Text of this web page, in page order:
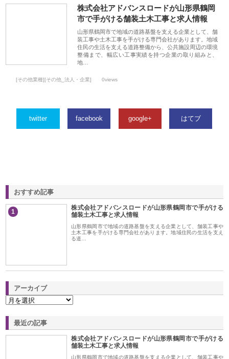
株式会社アドバンスロードが山形県鶴岡
市で手がける舗装土木工事と求人情報
山形県鶴岡市で地域の道路基盤を支える企業として、舗
装工事や土木工事を手がける専門会社があります。地域
住民の生活を支える道路整備から、公共施設周辺の環境
整備まで、幅広い工事実績を持つ企業の取り組みと、
地…
[その他業種][その他_法人・企業] 0views
twitter facebook google+ はてブ
おすすめ記事
1
株式会社アドバンスロードが山形県鶴岡市で手がける
舗装土木工事と求人情報
山形県鶴岡市で地域の道路基盤を支える企業として、舗装工事や
土木工事を手がける専門会社があります。地域住民の生活を支え
る道…
アーカイブ
最近の記事
株式会社アドバンスロードが山形県鶴岡市で手がける
舗装土木工事と求人情報
山形県鶴岡市で地域の道路基盤を支える企業として、舗装工事や